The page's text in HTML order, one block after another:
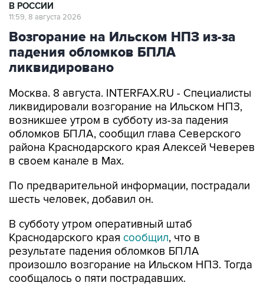
В РОССИИ
11:59, 8 августа 2026
Возгорание на Ильском НПЗ из-за
падения обломков БПЛА
ликвидировано
Москва. 8 августа. INTERFAX.RU - Специалисты
ликвидировали возгорание на Ильском НПЗ,
возникшее утром в субботу из-за падения
обломков БПЛА, сообщил глава Северского
района Краснодарского края Алексей Чеверев
в своем канале в Max.
По предварительной информации, пострадали
шесть человек, добавил он.
В субботу утром оперативный штаб
Краснодарского края сообщил, что в
результате падения обломков БПЛА
произошло возгорание на Ильском НПЗ. Тогда
сообщалось о пяти пострадавших.